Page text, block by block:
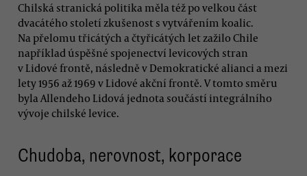
Chilská stranická politika měla též po velkou část
dvacátého století zkušenost s vytvářením koalic.
Na přelomu třicátých a čtyřicátých let zažilo Chile
například úspěšné spojenectví levicových stran
v Lidové frontě, následně v Demokratické alianci a mezi
lety 1956 až 1969 v Lidové akční frontě. V tomto směru
byla Allendeho Lidová jednota součástí integrálního
vývoje chilské levice.
Chudoba, nerovnost, korporace